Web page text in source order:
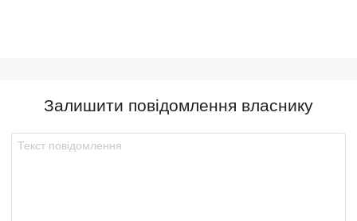
Залишити повідомлення власнику